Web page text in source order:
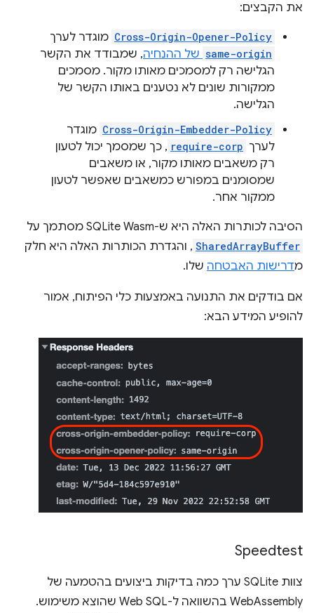
את הקבצים:
Cross-Origin-Opener-Policy מוגדר לערך
same-origin של ההנחיה, שמבודד את הקשר
הגלישה רק למסמכים מאותו מקור. מסמכים
ממקורות שונים לא נטענים באותו הקשר של
הגלישה.
Cross-Origin-Embedder-Policy מוגדר
לערך require-corp , כך שמסמך יכול לטעון
רק משאבים מאותו מקור, או משאבים
שמסומנים במפורש כמשאבים שאפשר לטעון
ממקור אחר.
הסיבה לכותרות האלה היא ש-SQLite Wasm מסתמך על
SharedArrayBuffer , והגדרת הכותרות האלה היא חלק
מדרישות האבטחה שלו.
אם בודקים את התנועה באמצעות כלי הפיתוח, אמור
להופיע המידע הבא:
Speedtest
צוות SQLite ערך כמה בדיקות ביצועים בהטמעה של
WebAssembly בהשוואה ל-Web SQL שהוצא משימוש.